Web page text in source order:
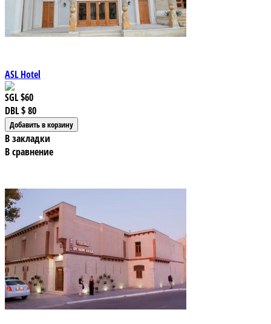
ASL Hotel
SGL$60
DBL$ 80
В закладки
В сравнение